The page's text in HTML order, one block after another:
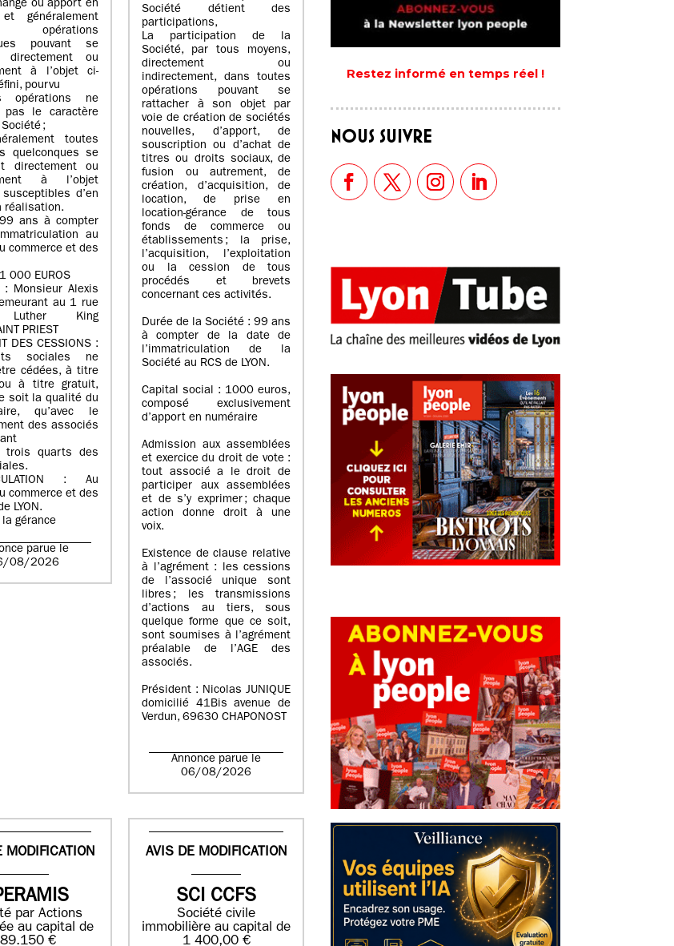
ou apport en
généralement
opérations
pouvant se
directement ou
à l’objet ci-
pourvu
opérations ne
pas le caractère
;
toutes
quelconques se
directement ou
à l’objet
d’en
réalisation.
99 ans à compter
au
commerce et des
000 EUROS
: Monsieur Alexis
au 1 rue
Luther King
PRIEST
DES CESSIONS :
sociales ne
cédées, à titre
à titre gratuit,
soit la qualité du
qu’avec le
des associés
trois quarts des
: Au
commerce et des
LYON.
la gérance
parue le
08/2026
Société détient des
participations,
La participation de la
Société, par tous moyens,
directement ou
indirectement, dans toutes
opérations pouvant se
rattacher à son objet par
voie de création de sociétés
nouvelles, d’apport, de
souscription ou d’achat de
titres ou droits sociaux, de
fusion ou autrement, de
création, d’acquisition, de
location, de prise en
location-gérance de tous
fonds de commerce ou
établissements ; la prise,
l’acquisition, l’exploitation
ou la cession de tous
procédés et brevets
concernant ces activités.
Durée de la Société : 99 ans
à compter de la date de
l’immatriculation de la
Société au RCS de LYON.
Capital social : 1000 euros,
composé exclusivement
d’apport en numéraire
Admission aux assemblées
et exercice du droit de vote :
tout associé a le droit de
participer aux assemblées
et de s’y exprimer ; chaque
action donne droit à une
voix.
Existence de clause relative
à l’agrément : les cessions
de l’associé unique sont
libres ; les transmissions
d’actions au tiers, sous
quelque forme que ce soit,
sont soumises à l’agrément
préalable de l’AGE des
associés.
Président : Nicolas JUNIQUE
domicilié 41Bis avenue de
Verdun, 69630 CHAPONOST
Annonce parue le
06/08/2026
MODIFICATION
par Actions
au capital de
€
AVIS DE MODIFICATION
SCI CCFS
Société civile
immobilière au capital de
1 400,00 €
Restez informé en temps réel !
NOUS SUIVRE